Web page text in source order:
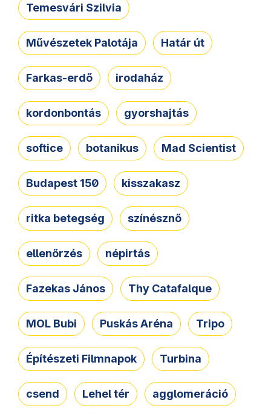
Temesvári Szilvia
Művészetek Palotája Határ út
Farkas-erdő irodaház
kordonbontás gyorshajtás
softice botanikus Mad Scientist
Budapest 150 kisszakasz
ritka betegség színésznő
ellenőrzés népirtás
Fazekas János Thy Catafalque
MOL Bubi Puskás Aréna Tripo
Építészeti Filmnapok Turbina
csend Lehel tér agglomeráció